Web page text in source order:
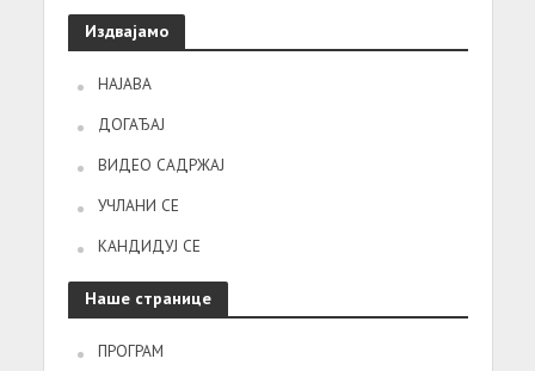
Издвајамо
НАЈАВА
ДОГАЂАЈ
ВИДЕО САДРЖАЈ
УЧЛАНИ СЕ
КАНДИДУЈ СЕ
Наше странице
ПРОГРАМ